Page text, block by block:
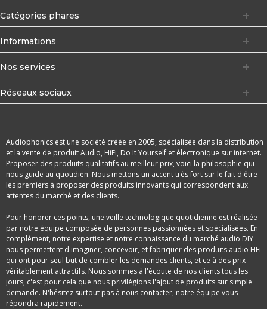
Catégories phares
Informations
Nos services
Réseaux sociaux
Audiophonics est une société créée en 2005, spécialisée dans la distribution
et la vente de produit Audio, HiFi, Do It Yourself et électronique sur internet.
Proposer des produits qualitatifs au meilleur prix, voici la philosophie qui
nous guide au quotidien. Nous mettons un accent très fort sur le fait d'être
les premiers à proposer des produits innovants qui correspondent aux
attentes du marché et des clients.
Pour honorer ces points, une veille technologique quotidienne est réalisée
par notre équipe composée de personnes passionnées et spécialisées. En
complément, notre expertise et notre connaissance du marché audio DIY
nous permettent d'imaginer, concevoir, et fabriquer des produits audio HFi
qui ont pour seul but de combler les demandes clients, et ce à des prix
véritablement attractifs. Nous sommes à l'écoute de nos clients tous les
jours, c'est pour cela que nous privilégions l'ajout de produits sur simple
demande. N'hésitez surtout pas à nous contacter, notre équipe vous
répondra rapidement.